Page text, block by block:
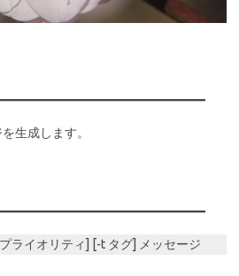
生成します。
ライオリティ] [-t タグ] メッセージ